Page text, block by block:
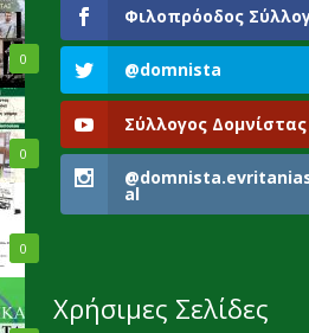
0
0
0
Φιλοπρόοδος
@domnista
Σύλλογος Δομνίστας
al
Χρήσιμες Σελίδες